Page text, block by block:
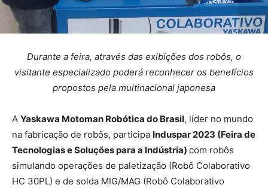
Durante a feira, através das exibições dos robôs, o
visitante especializado poderá reconhecer os benefícios
propostos pela multinacional japonesa
A Yaskawa Motoman Robótica do Brasil, líder no mundo
na fabricação de robôs, participa Induspar 2023 (Feira de
Tecnologias e Soluções para a Indústria) com robôs
simulando operações de paletização (Robô Colaborativo
HC 30PL) e de solda MIG/MAG (Robô Colaborativo